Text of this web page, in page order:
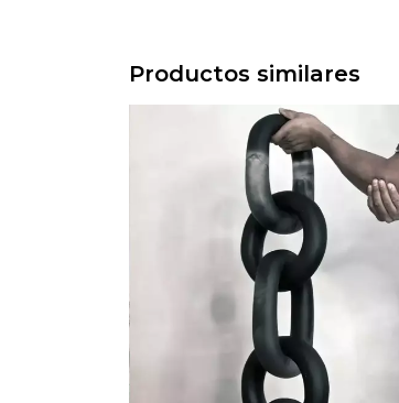
Productos similares